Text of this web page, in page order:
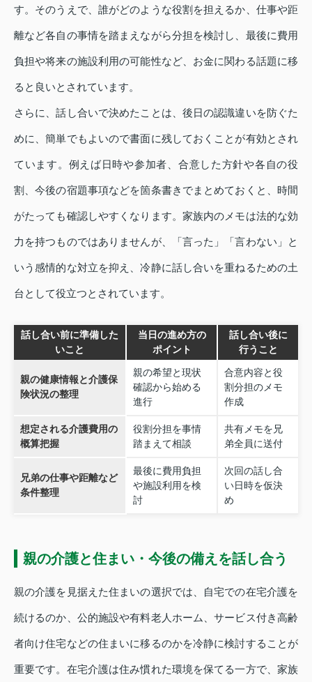
す。そのうえで、誰がどのような役割を担えるか、仕事や距
離など各自の事情を踏まえながら分担を検討し、最後に費用
負担や将来の施設利用の可能性など、お金に関わる話題に移
ると良いとされています。
さらに、話し合いで決めたことは、後日の認識違いを防ぐた
めに、簡単でもよいので書面に残しておくことが有効とされ
ています。例えば日時や参加者、合意した方針や各自の役
割、今後の宿題事項などを箇条書きでまとめておくと、時間
がたっても確認しやすくなります。家族内のメモは法的な効
力を持つものではありませんが、「言った」「言わない」と
いう感情的な対立を抑え、冷静に話し合いを重ねるための土
台として役立つとされています。
話し合い前に準備した
いこと
当日の進め方の
ポイント
話し合い後に
行うこと
親の健康情報と介護保
険状況の整理
親の希望と現状
確認から始める
進行
合意内容と役
割分担のメモ
作成
想定される介護費用の
概算把握
役割分担を事情
踏まえて相談
共有メモを兄
弟全員に送付
兄弟の仕事や距離など
条件整理
最後に費用負担
や施設利用を検
討
次回の話し合
い日時を仮決
め
親の介護と住まい・今後の備えを話し合う
親の介護を見据えた住まいの選択では、自宅での在宅介護を
続けるのか、公的施設や有料老人ホーム、サービス付き高齢
者向け住宅などの住まいに移るのかを冷静に検討することが
重要です。在宅介護は住み慣れた環境を保てる一方で、家族